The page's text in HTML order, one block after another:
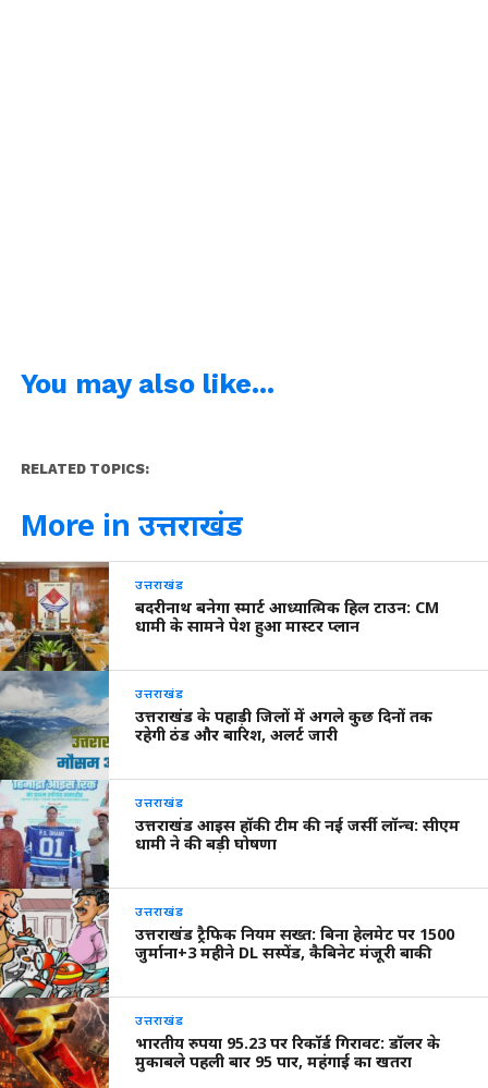
You may also like...
RELATED TOPICS:
More in उत्तराखंड
उत्तराखंड
बदरीनाथ बनेगा स्मार्ट आध्यात्मिक हिल टाउन: CM
धामी के सामने पेश हुआ मास्टर प्लान
उत्तराखंड
उत्तराखंड के पहाड़ी जिलों में अगले कुछ दिनों तक
रहेगी ठंड और बारिश, अलर्ट जारी
उत्तराखंड
उत्तराखंड आइस हॉकी टीम की नई जर्सी लॉन्च: सीएम
धामी ने की बड़ी घोषणा
उत्तराखंड
उत्तराखंड ट्रैफिक नियम सख्त: बिना हेलमेट पर 1500
जुर्माना+3 महीने DL सस्पेंड, कैबिनेट मंजूरी बाकी
उत्तराखंड
भारतीय रुपया 95.23 पर रिकॉर्ड गिरावट: डॉलर के
मुकाबले पहली बार 95 पार, महंगाई का खतरा